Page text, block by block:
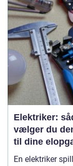
hjælp, fordi
og usikkerhed
vejen. Men
...
Elektriker:
vælger du
til dine
En elektriker